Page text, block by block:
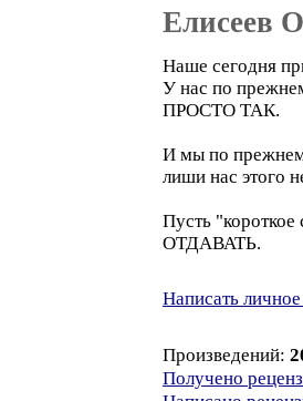
Елисеев
Наше сегодня
У нас по
ПРОСТО ТАК.
И мы по
лиши нас этого
Пусть
ОТДАВАТЬ.
Написать
Произведений:
Получено